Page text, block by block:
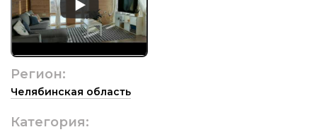
Регион:
Челябинская область
Категория: